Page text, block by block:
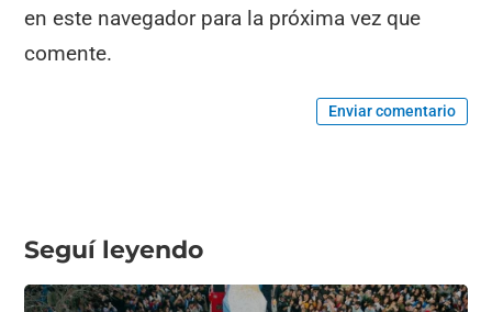
en este navegador para la próxima vez que
comente.
Enviar comentario
Seguí leyendo